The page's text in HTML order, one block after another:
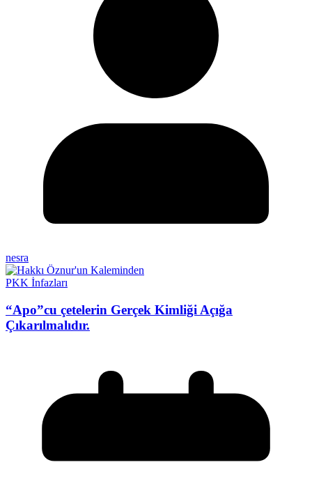
nesra
PKK İnfazları
“Apo”cu çetelerin Gerçek Kimliği Açığa
Çıkarılmalıdır.